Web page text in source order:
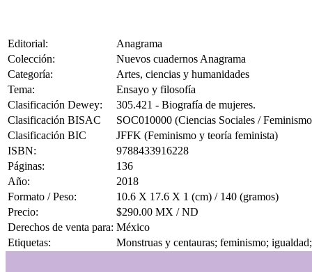
Editorial:
Anagrama
Colección:
Nuevos cuadernos Anagrama
Categoría:
Artes, ciencias y humanidades
Tema:
Ensayo y filosofía
Clasificación Dewey:
305.421 - Biografía de mujeres.
Clasificación BISAC
SOC010000 (Ciencias Sociales /
Clasificación BIC
JFFK (Feminismo y teoría feminista)
ISBN:
9788433916228
Páginas:
136
Año:
2018
Formato / Peso:
10.6 X 17.6 X 1 (cm) / 140 (gramos)
Precio:
$290.00 MX / ND
Derechos de venta para: México
Etiquetas:
Monstruas y centauras; feminismo;